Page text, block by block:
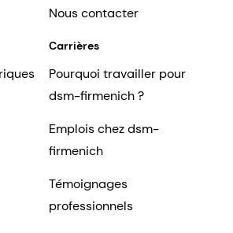
Nous contacter
Carrières
Pourquoi travailler pour
dsm-firmenich ?
Emplois chez dsm-
firmenich
Témoignages
professionnels